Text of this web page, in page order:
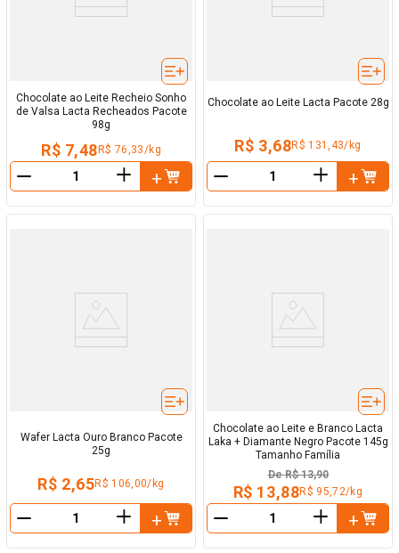
Chocolate ao Leite Recheio Sonho
de Valsa Lacta Recheados Pacote
98g
R$ 7,48 R$ 76,33/kg
＋
Chocolate ao Leite Lacta Pacote 28g
R$ 3,68R$ 131,43/kg
＋
Wafer Lacta Ouro Branco Pacote
25g
R$ 2,65R$ 106,00/kg
＋
Chocolate ao Leite e Branco Lacta
Laka + Diamante Negro Pacote 145g
Tamanho Família
De R$ 13,90
R$ 13,88R$ 95,72/kg
＋